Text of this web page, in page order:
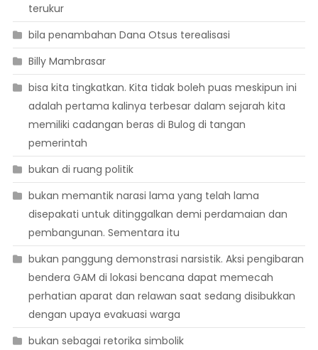
terukur
bila penambahan Dana Otsus terealisasi
Billy Mambrasar
bisa kita tingkatkan. Kita tidak boleh puas meskipun ini
adalah pertama kalinya terbesar dalam sejarah kita
memiliki cadangan beras di Bulog di tangan
pemerintah
bukan di ruang politik
bukan memantik narasi lama yang telah lama
disepakati untuk ditinggalkan demi perdamaian dan
pembangunan. Sementara itu
bukan panggung demonstrasi narsistik. Aksi pengibaran
bendera GAM di lokasi bencana dapat memecah
perhatian aparat dan relawan saat sedang disibukkan
dengan upaya evakuasi warga
bukan sebagai retorika simbolik